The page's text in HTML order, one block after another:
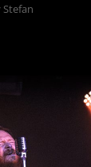
Stefan